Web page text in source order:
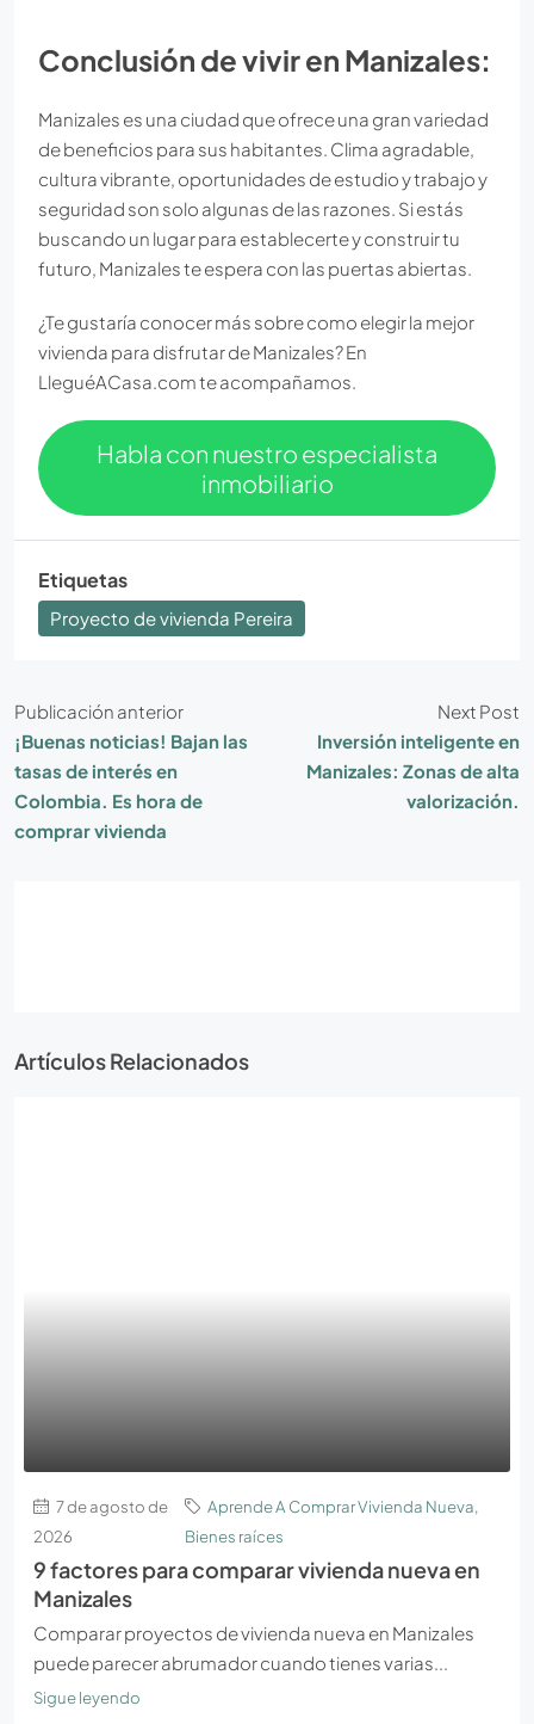
Conclusión de vivir en Manizales:
Manizales es una ciudad que ofrece una gran variedad
de beneficios para sus habitantes. Clima agradable,
cultura vibrante, oportunidades de estudio y trabajo y
seguridad son solo algunas de las razones. Si estás
buscando un lugar para establecerte y construir tu
futuro, Manizales te espera con las puertas abiertas.
¿Te gustaría conocer más sobre como elegir la mejor
vivienda para disfrutar de Manizales? En
LleguéACasa.com te acompañamos.
Habla con nuestro especialista
inmobiliario
Etiquetas
Proyecto de vivienda Pereira
Publicación anterior
¡Buenas noticias! Bajan las
tasas de interés en
Colombia. Es hora de
comprar vivienda
Next Post
Inversión inteligente en
Manizales: Zonas de alta
valorización.
Artículos Relacionados
7 de agosto de
2026
Aprende A Comprar Vivienda Nueva,
Bienes raíces
9 factores para comparar vivienda nueva en
Manizales
Comparar proyectos de vivienda nueva en Manizales
puede parecer abrumador cuando tienes varias...
Sigue leyendo